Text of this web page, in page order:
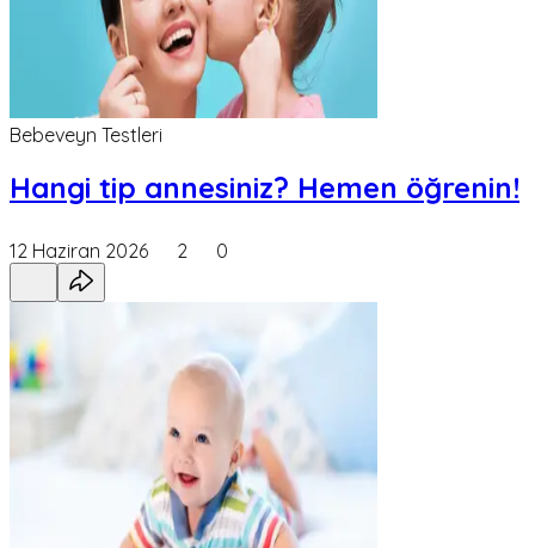
Bebeveyn Testleri
Hangi tip annesiniz? Hemen öğrenin!
12 Haziran 2026 2 0